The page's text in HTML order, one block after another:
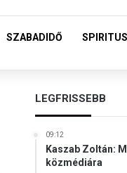
SZABADIDŐ
LEGFRISSEBB
09:12
Kaszab Zoltán:
közmédiára